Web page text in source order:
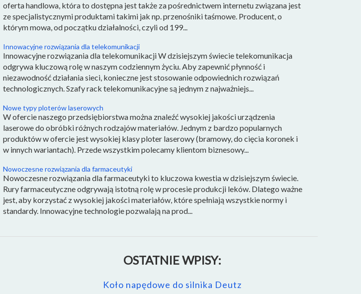
oferta handlowa, która to dostępna jest także za pośrednictwem internetu związana jest
ze specjalistycznymi produktami takimi jak np. przenośniki taśmowe. Producent, o
którym mowa, od początku działalności, czyli od 199...
Innowacyjne rozwiązania dla telekomunikacji
Innowacyjne rozwiązania dla telekomunikacji W dzisiejszym świecie telekomunikacja
odgrywa kluczową rolę w naszym codziennym życiu. Aby zapewnić płynność i
niezawodność działania sieci, konieczne jest stosowanie odpowiednich rozwiązań
technologicznych. Szafy rack telekomunikacyjne są jednym z najważniejs...
Nowe typy ploterów laserowych
W ofercie naszego przedsiębiorstwa można znaleźć wysokiej jakości urządzenia
laserowe do obróbki różnych rodzajów materiałów. Jednym z bardzo popularnych
produktów w ofercie jest wysokiej klasy ploter laserowy (bramowy, do cięcia koronek i
w innych wariantach). Przede wszystkim polecamy klientom biznesowy...
Nowoczesne rozwiązania dla farmaceutyki
Nowoczesne rozwiązania dla farmaceutyki to kluczowa kwestia w dzisiejszym świecie.
Rury farmaceutyczne odgrywają istotną rolę w procesie produkcji leków. Dlatego ważne
jest, aby korzystać z wysokiej jakości materiałów, które spełniają wszystkie normy i
standardy. Innowacyjne technologie pozwalają na prod...
OSTATNIE WPISY:
Koło napędowe do silnika Deutz